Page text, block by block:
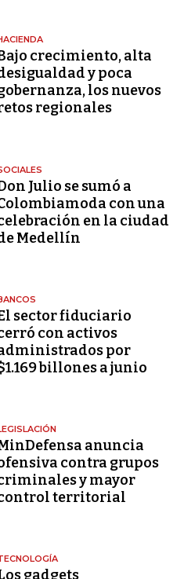
crecimiento, alta
y poca
los nuevos
regionales
Julio se sumó a
con una
en la ciudad
Medellín
sector fiduciario
con activos
por
billones a junio
anuncia
contra grupos
y mayor
territorial
gadgets